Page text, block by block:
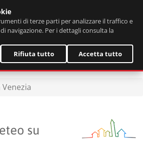
su
di terze parti per analizzare il traffico e
navigazione. Per i dettagli consulta la
Rifiuta tutto Accetta tutto